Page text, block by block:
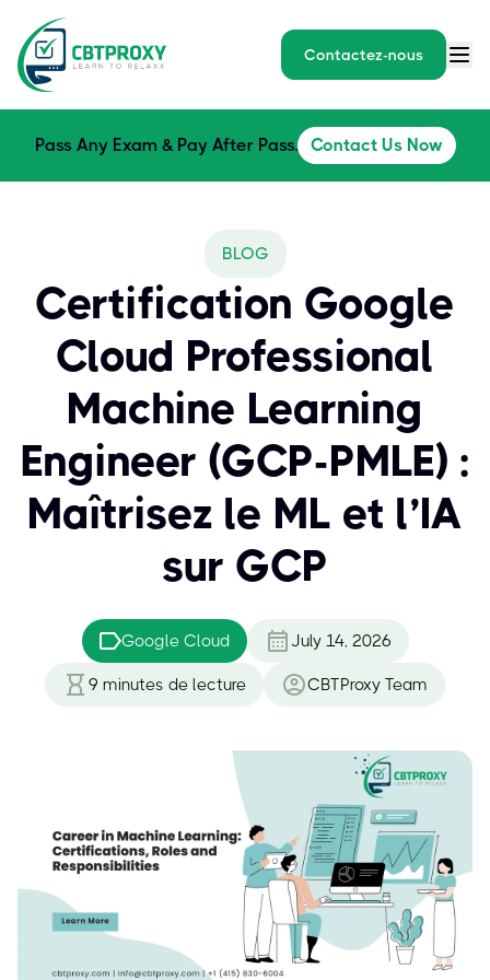
Contactez-nous
Pass Any Exam & Pay After Pass. Contact Us Now
BLOG
Certification Google
Cloud Professional
Machine Learning
Engineer (GCP-PMLE) :
Maîtrisez le ML et l’IA
sur GCP
Google Cloud July 14, 2026
9 minutes de lecture CBTProxy Team